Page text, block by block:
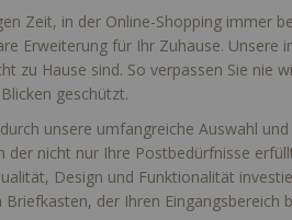
Zeit, in der Online-Shopping immer
Erweiterung für Ihr Zuhause.
zu Hause sind. So verpassen Sie nie
geschützt.
unsere umfangreiche Auswahl
der nicht nur Ihre Postbedürfnisse
Design und Funktionalität
Briefkasten, der Ihren Eingangsbereich